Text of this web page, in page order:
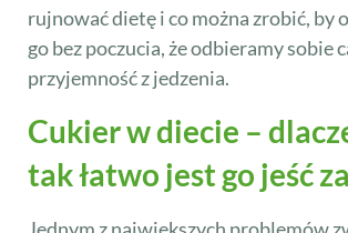
rujnować dietę i co można zrobić, by
go bez poczucia, że odbieramy sobie
przyjemność z jedzenia.
Cukier w diecie –
tak łatwo jest go jeść
Jednym z największych problemów